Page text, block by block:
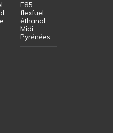
E85
flexfuel
éthanol
Midi
Pyrénées